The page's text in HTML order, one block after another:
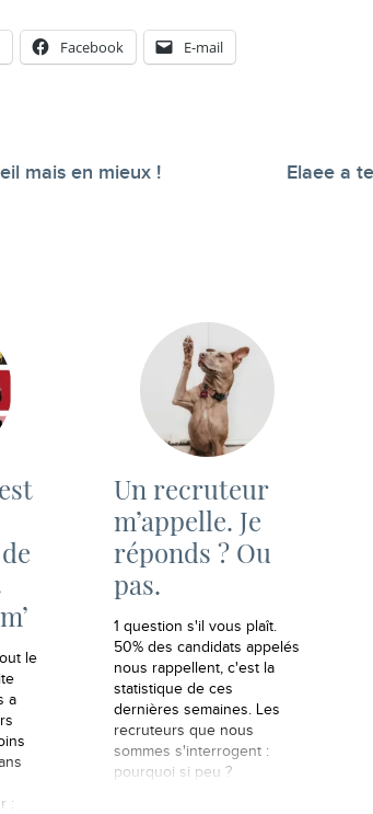
Facebook E-mail
mais en mieux ! Elaee a
le
a
:
Un recruteur
m’appelle. Je
réponds ? Ou
pas.
1 question s'il vous plaît.
50% des candidats appelés
nous rappellent, c'est la
statistique de ces
dernières semaines. Les
recruteurs que nous
sommes s'interrogent :
pourquoi si peu ?